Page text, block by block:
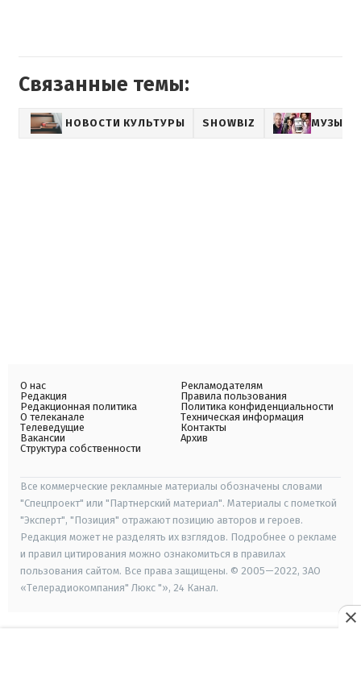
Связанные темы:
НОВОСТИ КУЛЬТУРЫ SHOWBIZ МУЗЫКА
О нас
Редакция
Редакционная политика
О телеканале
Телеведущие
Вакансии
Структура собственности
Рекламодателям
Правила пользования
Политика конфиденциальности
Техническая информация
Контакты
Архив
Все коммерческие рекламные материалы обозначены словами
"Спецпроект" или "Партнерский материал". Материалы с пометкой
"Эксперт", "Позиция" отражают позицию авторов и героев.
Редакция может не разделять их взглядов. Подробнее о рекламе
и правил цитирования можно ознакомиться в правилах
пользования сайтом. Все права защищены. © 2005—2022, ЗАО
«Телерадиокомпания" Люкс "», 24 Канал.